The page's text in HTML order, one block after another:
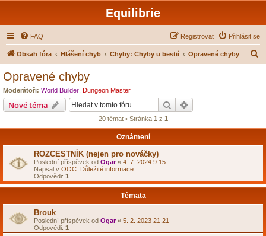
Equilibrie
FAQ Přihlásit se
Registrovat
Obsah fóra Hlášení chyb Chyby: Chyby u bestií Opravené chyby
Opravené chyby
Moderátoři: World Builder Dungeon Master
Nové téma Hledat
20 témat • Stránka 1 z 1
Oznámení
ROZCESTNÍK (nejen pro nováčky)
Poslední příspěvek od Ogar« 4. 7. 2024 9.15
Napsal v OOC: Důležité informace
Odpovědi: 1
Témata
Brouk
Poslední příspěvek od Ogar« 5. 2. 2023 21.21
Odpovědi: 1